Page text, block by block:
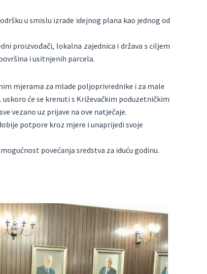
u smislu izrade idejnog plana kao jednog od
proizvođači, lokalna zajednica i država s ciljem
i usitnjenih parcela.
mjerama za mlade poljoprivrednike i za male
uskoro će se krenuti s Križevačkim poduzetničkim
vezano uz prijave na ove natječaje.
potpore kroz mjere i unaprijedi svoje
povećanja sredstva za iduću godinu.